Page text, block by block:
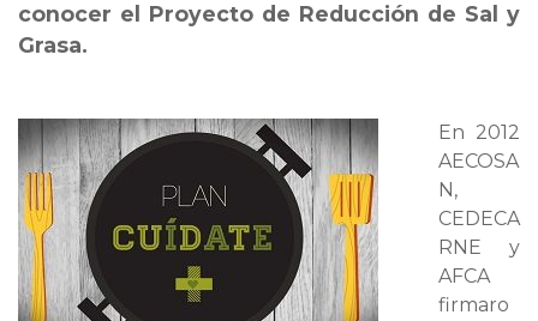
conocer el Proyecto de Reducción de Sal y
Grasa.
En 2012
AECOSA
N,
CEDECA
RNE y
AFCA
firmaro